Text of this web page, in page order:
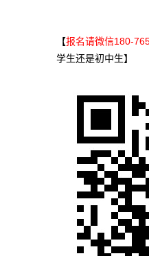
【报名请微信180-
学生还是初中生】